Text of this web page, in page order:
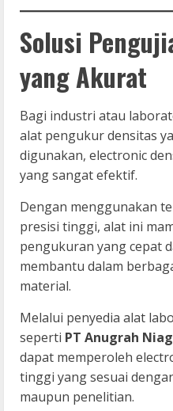
Solusi
yang Akurat
Bagi industri atau
alat pengukur densitas
digunakan, electronic
yang sangat efektif.
Dengan menggunakan
presisi tinggi, alat ini
pengukuran yang cepat
membantu dalam
material.
Melalui penyedia alat
seperti PT Anugrah
dapat memperoleh
tinggi yang sesuai
maupun penelitian.